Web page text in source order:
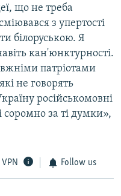
що не треба
з упертості
білоруською. Я
кан'юнктурності.
патріотами
не говорять
російськомовні
соромно за ті думки»,
Follow us